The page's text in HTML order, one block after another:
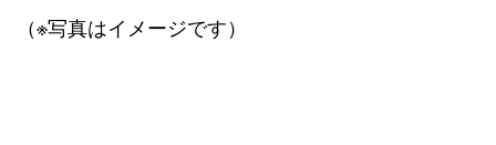
（※写真はイメージです）